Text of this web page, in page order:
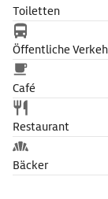
Toiletten
Öffentliche
Café
Restaurant
Bäcker